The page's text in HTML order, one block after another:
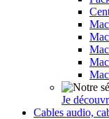
Je
Cables audio,